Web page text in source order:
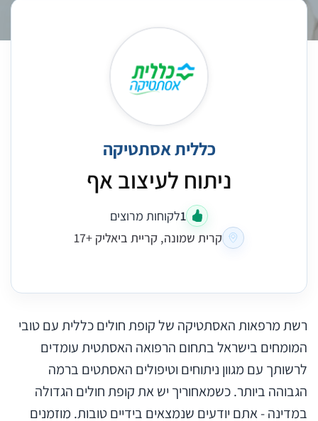
כללית אסתטיקה
ניתוח לעיצוב אף
1לקוחות מרוצים
קרית שמונה, קריית ביאליק +17
רשת מרפאות האסתטיקה של קופת חולים כללית עם טובי
המומחים בישראל בתחום הרפואה האסתטית עומדים
לרשותך עם מגוון ניתוחים וטיפולים האסתטים ברמה
הגבוהה ביותר. כשמאחוריך יש את קופת חולים הגדולה
במדינה - אתם יודעים שנמצאים בידיים טובות. מוזמנים